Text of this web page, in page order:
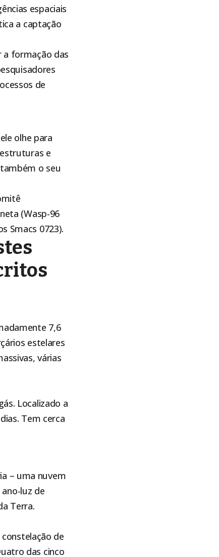
espaciais
a captação
a formação das
de
olhe para
e
o seu
(Wasp-96
Smacs 0723).
7,6
estelares
várias
Localizado a
Tem cerca
– uma nuvem
luz de
Terra.
de
das cinco